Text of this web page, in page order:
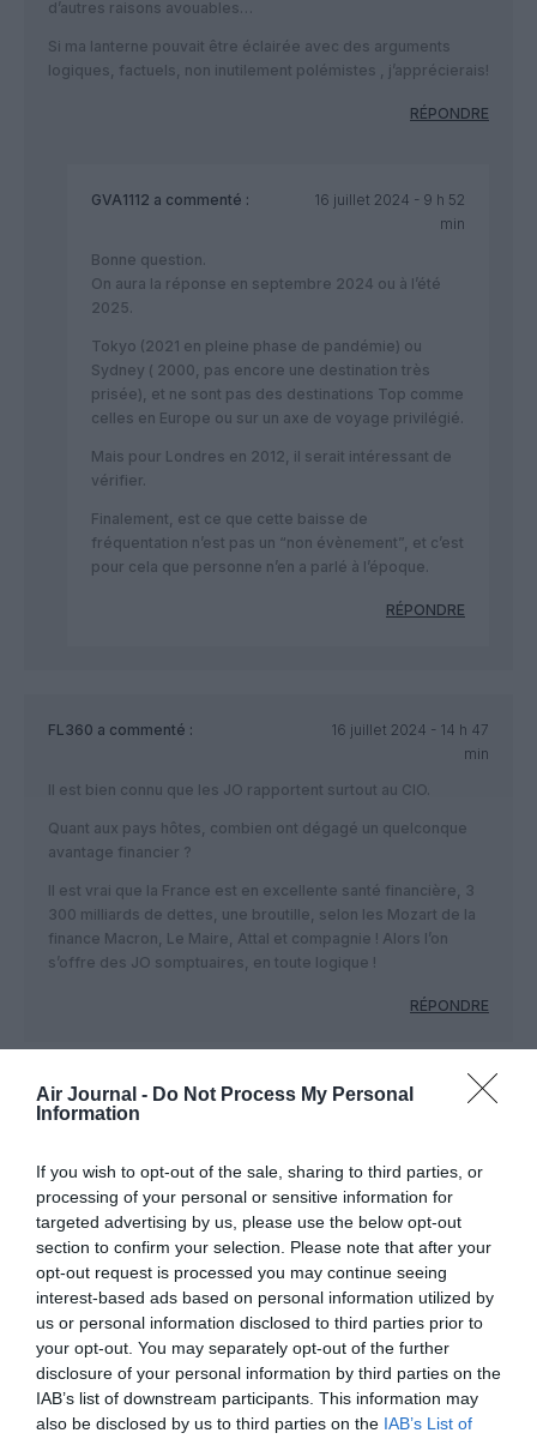
Air Journal - Do Not Process My Personal
Information
If you wish to opt-out of the sale, sharing to third parties, or
processing of your personal or sensitive information for
targeted advertising by us, please use the below opt-out
section to confirm your selection. Please note that after your
opt-out request is processed you may continue seeing
interest-based ads based on personal information utilized by
us or personal information disclosed to third parties prior to
your opt-out. You may separately opt-out of the further
disclosure of your personal information by third parties on the
IAB’s list of downstream participants. This information may
also be disclosed by us to third parties on the IAB’s List of
d’autres raisons avouables…
Si ma lanterne pouvait être éclairée avec des arguments
logiques, factuels, non inutilement polémistes , j’apprécierais!
RÉPONDRE
GVA1112 a commenté :
16 juillet 2024 - 9 h 52
min
Bonne question.
On aura la réponse en septembre 2024 ou à l’été
2025.
Tokyo (2021 en pleine phase de pandémie) ou
Sydney ( 2000, pas encore une destination très
prisée), et ne sont pas des destinations Top comme
celles en Europe ou sur un axe de voyage privilégié.
Mais pour Londres en 2012, il serait intéressant de
vérifier.
Finalement, est ce que cette baisse de
fréquentation n’est pas un “non évènement”, et c’est
pour cela que personne n’en a parlé à l’époque.
RÉPONDRE
FL360 a commenté :
16 juillet 2024 - 14 h 47
min
Il est bien connu que les JO rapportent surtout au CIO.
Quant aux pays hôtes, combien ont dégagé un quelconque
avantage financier ?
Il est vrai que la France est en excellente santé financière, 3
300 milliards de dettes, une broutille, selon les Mozart de la
finance Macron, Le Maire, Attal et compagnie ! Alors l’on
s’offre des JO somptuaires, en toute logique !
RÉPONDRE
CHATEAU ROUGEa commenté :
16 juillet 2024 - 17 h 22
voyageurs américains se reportent sur un autre point
d’arrivée en Europe (Amsterdam,Londres, Francfort etc…)
pour ceux dont la destination finale n’est pas Paris. En effet.
pour ceux dont Paris n’est qu’une escale avant leur
destination finale en Europe, il est logique d’éviter Paris ne
serait ce que pour des raisons économiques car les vols sur
Paris sont sans doute plus chers pendant les Jeux
Olympiques!
RÉPONDRE